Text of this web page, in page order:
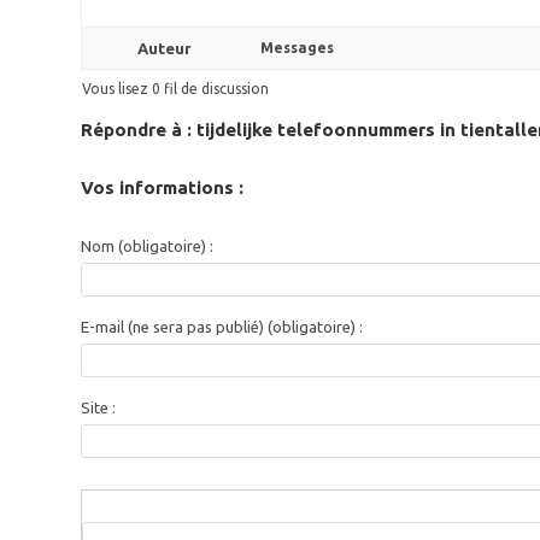
Auteur Messages
Vous lisez 0 fil de discussion
Répondre à : tijdelijke telefoonnummers in
Vos informations :
Nom (obligatoire) :
E-mail (ne sera pas publié) (obligatoire) :
Site :